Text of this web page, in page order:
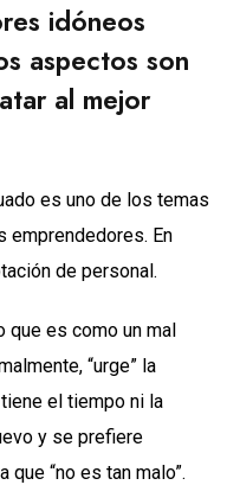
idóneos
aspectos son
al mejor
es uno de los temas
emprendedores. En
de personal.
que es como un mal
“urge” la
el tiempo ni la
y se prefiere
“no es tan malo”.